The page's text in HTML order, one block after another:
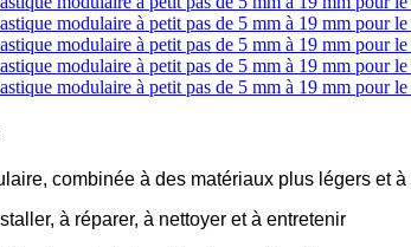
combinée à des matériaux plus légers et
à réparer, à nettoyer et à entretenir